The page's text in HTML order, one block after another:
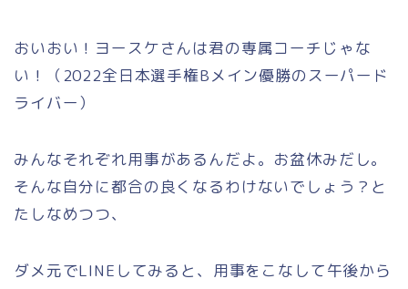
おいおい！ヨースケさんは君の専属コーチじゃな
い！（2022全日本選手権Bメイン優勝のスーパード
ライバー）
みんなそれぞれ用事があるんだよ。お盆休みだし。
そんな自分に都合の良くなるわけないでしょう？と
たしなめつつ、
ダメ元でLINEしてみると、用事をこなして午後から